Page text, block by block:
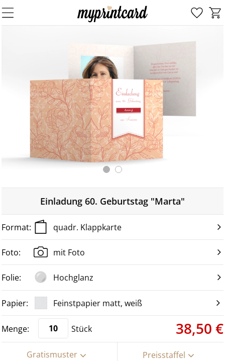
Einladung 60. Geburtstag "Marta"
quadr. Klappkarte
mit Foto
Hochglanz
Feinstpapier matt, weiß
Stück 38,50 €
Gratismuster Preisstaffel